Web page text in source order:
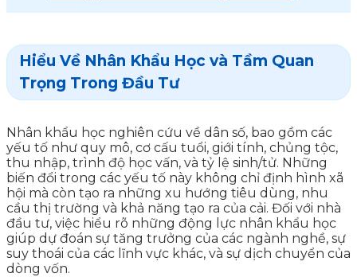
Hiểu Về Nhân Khẩu Học và Tầm Quan
Trọng Trong Đầu Tư
Nhân khẩu học nghiên cứu về dân số, bao gồm các
yếu tố như quy mô, cơ cấu tuổi, giới tính, chủng tộc,
thu nhập, trình độ học vấn, và tỷ lệ sinh/tử. Những
biến đổi trong các yếu tố này không chỉ định hình xã
hội mà còn tạo ra những xu hướng tiêu dùng, nhu
cầu thị trường và khả năng tạo ra của cải. Đối với nhà
đầu tư, việc hiểu rõ những động lực nhân khẩu học
giúp dự đoán sự tăng trưởng của các ngành nghề, sự
suy thoái của các lĩnh vực khác, và sự dịch chuyển của
dòng vốn.